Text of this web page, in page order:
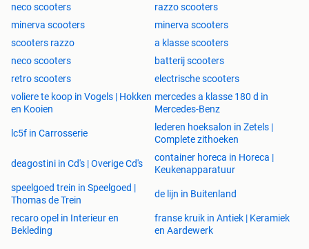
neco scooters
razzo scooters
minerva scooters
minerva scooters
scooters razzo
a klasse scooters
neco scooters
batterij scooters
retro scooters
electrische scooters
voliere te koop in Vogels | Hokken
en Kooien
mercedes a klasse 180 d in
Mercedes-Benz
lc5f in Carrosserie
lederen hoeksalon in Zetels |
Complete zithoeken
deagostini in Cd's | Overige Cd's
container horeca in Horeca |
Keukenapparatuur
speelgoed trein in Speelgoed |
Thomas de Trein
de lijn in Buitenland
recaro opel in Interieur en
Bekleding
franse kruik in Antiek | Keramiek
en Aardewerk